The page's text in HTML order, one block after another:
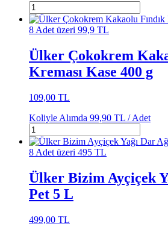
8 Adet üzeri 99,9 TL
Ülker Çokokrem
Kreması Kase 400 g
109,00 TL
Koliyle Alımda 99,90 TL /Adet
8 Adet üzeri 495 TL
Ülker Bizim Ayçiçek
Pet 5 L
499,00 TL